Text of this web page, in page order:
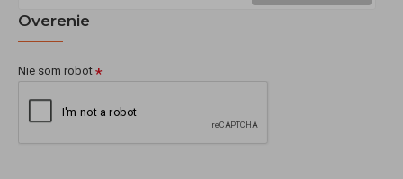
Overenie
Nie som robot